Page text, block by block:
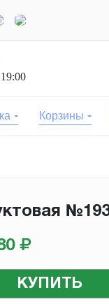
Корзины